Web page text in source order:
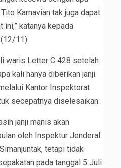
Karnavian tak juga dapat
katanya kepada
11).
waris Letter C 428 setelah
kali hanya diberikan janji
Kantor Inspektorat
secepatnya diselesaikan.
janji manis akan
oleh Inspektur Jenderal
tetapi tidak
pada tanggal 5 Juli